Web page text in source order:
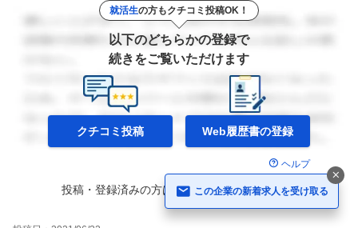
就活生の方もクチコミ投稿OK！
以下のどちらかの登録で
続きをご覧いただけます
クチコミ投稿 Web履歴書の登録
ヘルプ
投稿・登録済みの方は ログインして続きを読む
この企業の新着求人を受け取る